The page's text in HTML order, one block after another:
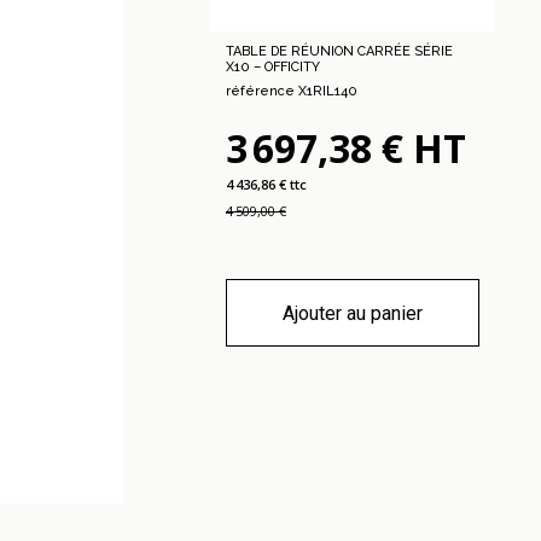
TABLE DE RÉUNION CARRÉE SÉRIE
X10 – OFFICITY
référence X1RIL140
3 697,38 € HT
4 436,86 € ttc
4 509,00 €
Ajouter au panier